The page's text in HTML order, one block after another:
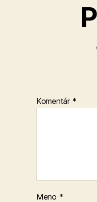
Komentár *
Meno *